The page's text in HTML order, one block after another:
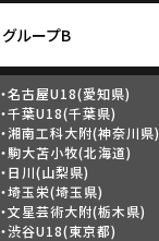
グループB
・名古屋U18(愛知県)
・千葉U18(千葉県)
・湘南工科大附(神奈川県)
・駒大苫小牧(北海道)
・日川(山梨県)
・埼玉栄(埼玉県)
・文星芸術大附(栃木県)
・渋谷U18(東京都)